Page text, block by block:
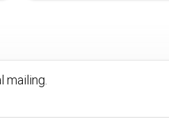
mailing.